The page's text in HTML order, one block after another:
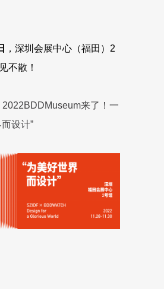
，深圳会展中心（福田）2
不散！
2022BDDMuseum来了！一
设计”